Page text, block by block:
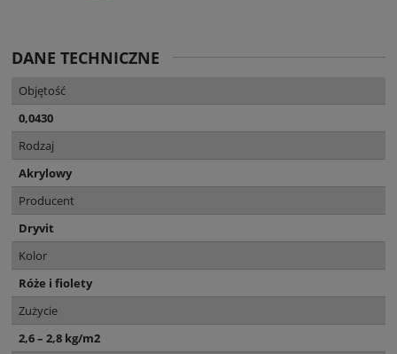
DANE TECHNICZNE
Objętość
0,0430
Rodzaj
Akrylowy
Producent
Dryvit
Kolor
Róże i fiolety
Zużycie
2,6 – 2,8 kg/m2